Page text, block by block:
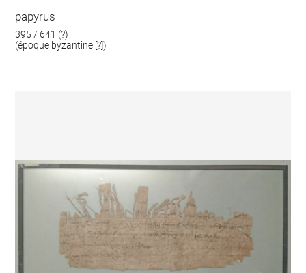
papyrus
395 / 641 (?)
(époque byzantine [?])